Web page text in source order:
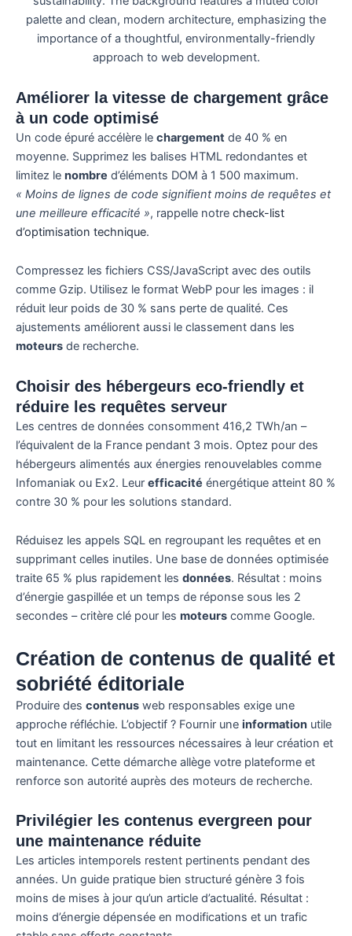
Améliorer la vitesse de chargement grâce
à un code optimisé
Un code épuré accélère le chargement de 40 % en
moyenne. Supprimez les balises HTML redondantes et
limitez le nombre d’éléments DOM à 1 500 maximum.
« Moins de lignes de code signifient moins de requêtes et
une meilleure efficacité », rappelle notre check-list
d’optimisation technique.
Compressez les fichiers CSS/JavaScript avec des outils
comme Gzip. Utilisez le format WebP pour les images : il
réduit leur poids de 30 % sans perte de qualité. Ces
ajustements améliorent aussi le classement dans les
moteurs de recherche.
Choisir des hébergeurs eco-friendly et
réduire les requêtes serveur
Les centres de données consomment 416,2 TWh/an –
l’équivalent de la France pendant 3 mois. Optez pour des
hébergeurs alimentés aux énergies renouvelables comme
Infomaniak ou Ex2. Leur efficacité énergétique atteint 80 %
contre 30 % pour les solutions standard.
Réduisez les appels SQL en regroupant les requêtes et en
supprimant celles inutiles. Une base de données optimisée
traite 65 % plus rapidement les données. Résultat : moins
d’énergie gaspillée et un temps de réponse sous les 2
secondes – critère clé pour les moteurs comme Google.
Création de contenus de qualité et
sobriété éditoriale
Produire des contenus web responsables exige une
approche réfléchie. L’objectif ? Fournir une information utile
tout en limitant les ressources nécessaires à leur création et
maintenance. Cette démarche allège votre plateforme et
renforce son autorité auprès des moteurs de recherche.
Privilégier les contenus evergreen pour
une maintenance réduite
Les articles intemporels restent pertinents pendant des
années. Un guide pratique bien structuré génère 3 fois
moins de mises à jour qu’un article d’actualité. Résultat :
moins d’énergie dépensée en modifications et un trafic